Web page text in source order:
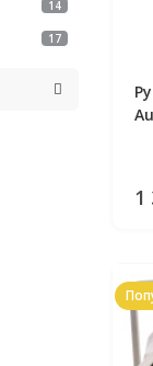
14
17
1